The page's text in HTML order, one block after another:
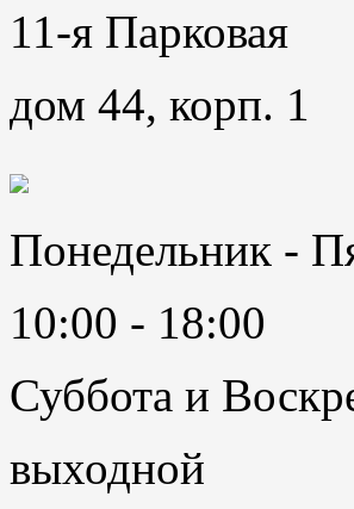
11-я Парковая
дом 44, корп. 1
Понедельник -
10:00 - 18:00
Суббота и
выходной